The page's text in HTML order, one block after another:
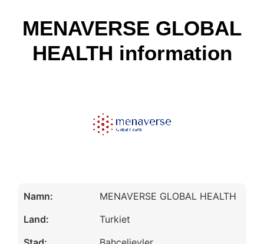
MENAVERSE GLOBAL
HEALTH information
Namn:
Land:
MENAVERSE GLOBAL HEALTH
Turkiet